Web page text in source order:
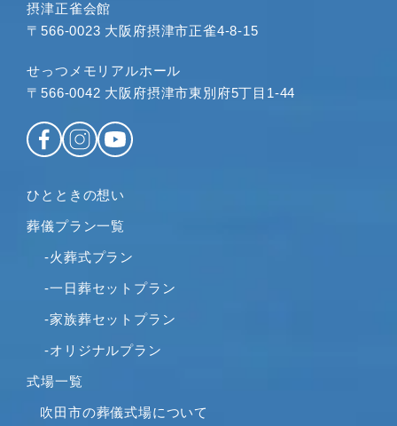
摂津正雀会館
〒566-0023 大阪府摂津市正雀4-8-15
せっつメモリアルホール
〒566-0042 大阪府摂津市東別府5丁目1-44
ひとときの想い
葬儀プラン一覧
-火葬式プラン
-一日葬セットプラン
-家族葬セットプラン
-オリジナルプラン
式場一覧
吹田市の葬儀式場について